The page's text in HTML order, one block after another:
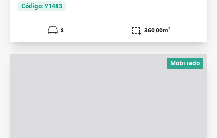
Código: V1483
8 360,00m²
Mobiliado